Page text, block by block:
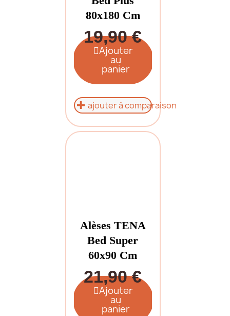
80x180 Cm
19,90 €
Ajouter
au
panier
ajouter à comparaison
Alèses TENA
Bed Super
60x90 Cm
21,90 €
Ajouter
au
panier